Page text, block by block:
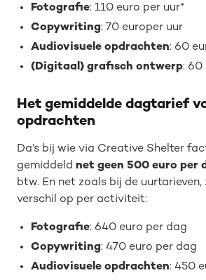
Fotografie: 110 euro per uur*
Copywriting: 70 europer uur
Audiovisuele opdrachten: 60
(Digitaal) grafisch ontwerp: 60
Het gemiddelde dagtarief
opdrachten
Da’s bij wie via Creative Shelter
gemiddeld net geen 500 euro per
btw. En net zoals bij de
verschil op per activiteit:
Fotografie: 640 euro per dag
Copywriting: 470 euro per dag
Audiovisuele opdrachten: 450